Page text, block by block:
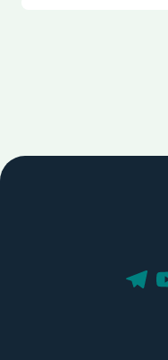
لأعلى